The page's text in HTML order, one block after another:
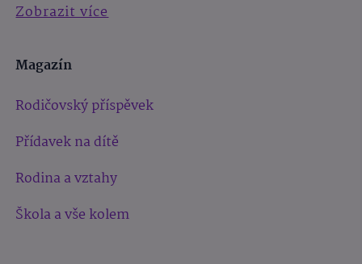
Zobrazit více
Magazín
Rodičovský příspěvek
Přídavek na dítě
Rodina a vztahy
Škola a vše kolem